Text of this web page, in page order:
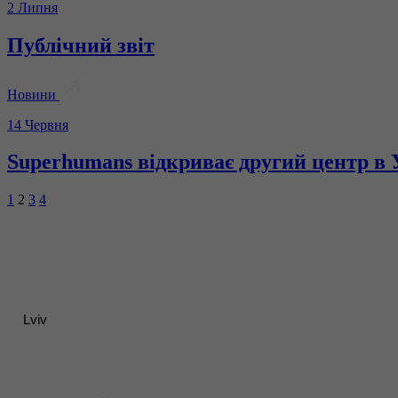
2 Липня
Публічний звіт
Новини
14 Червня
Superhumans відкриває другий центр в
1 2 3 4
Lviv